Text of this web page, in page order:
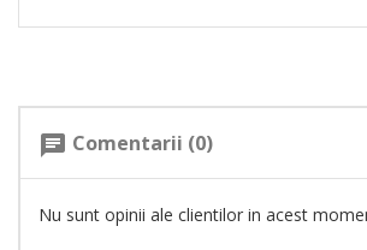
chat Comentarii (0)
Nu sunt opinii ale clientilor in acest